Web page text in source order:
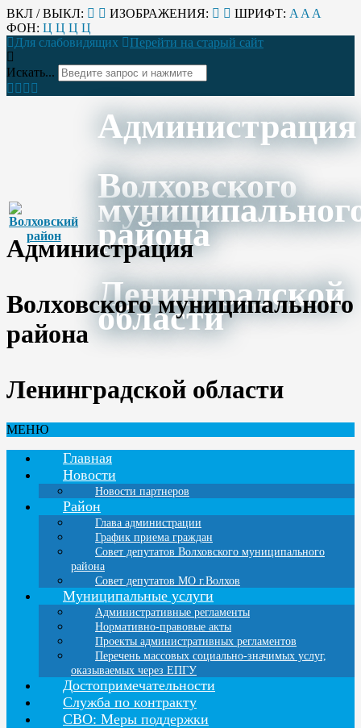
ВКЛ / ВЫКЛ: ИЗОБРАЖЕНИЯ: ШРИФТ: A A A
ФОН: Ц Ц Ц Ц
Для слабовидящих
Перейти на старый сайт
Искать...
Администрация
Волховского
района
Ленинградской
области
Администрация
Волховского муниципального
района
Ленинградской области
МЕНЮ
Главная
Новости
Новости партнеров
Район
Глава администрации
График приема граждан
Совет депутатов Волховского муниципального
района
Совет депутатов МО г.Волхов
Муниципальные услуги
Административные регламенты
Нормативно-правовые акты
Проекты административных регламентов
Перечень массовых социально-значимых услуг,
оказываемых через ЕПГУ
Достопримечательности
Служба по контракту
СВО: Меры поддержки